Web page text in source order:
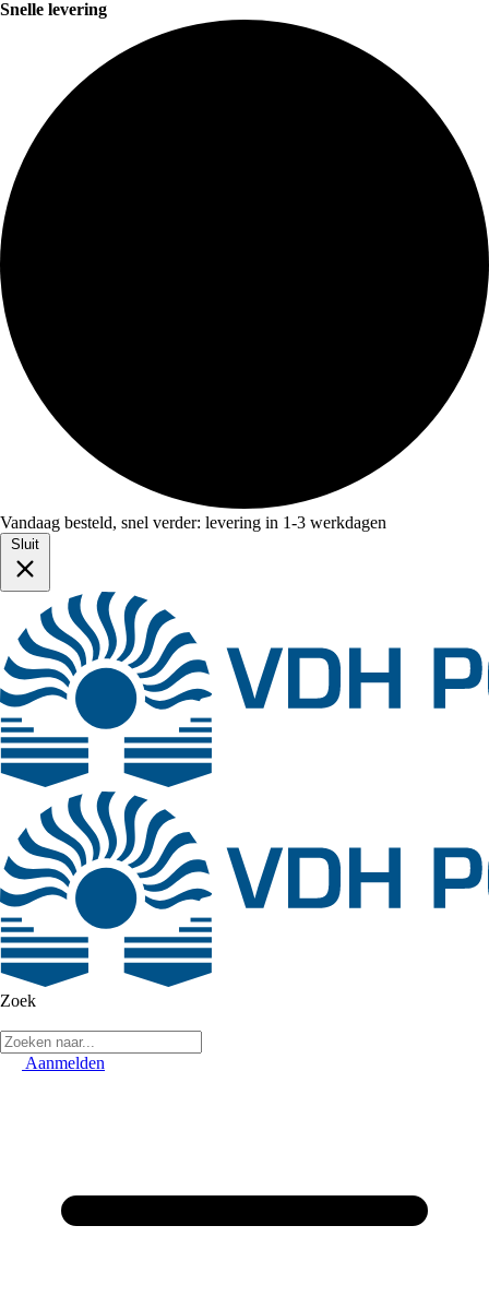
Snelle levering
Vandaag besteld, snel verder: levering in 1-3 werkdagen
Sluit
Zoek
Aanmelden